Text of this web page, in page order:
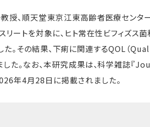
、順天堂東京江東高齢者医療センタ
ートを対象に、ヒト常在性ビフィズス
。その結果、下痢に関連するQOL （
。なお、本研究成果は、科学雑誌『
年4月28日に掲載されました。